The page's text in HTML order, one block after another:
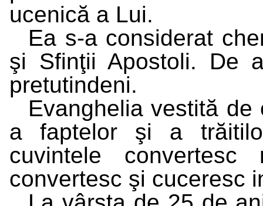
ucenică a Lui.
Ea s-a considerat
şi Sfinţii Apostoli. De
pretutindeni.
Evanghelia vestită
a faptelor şi a
cuvintele
convertesc şi cuceresc